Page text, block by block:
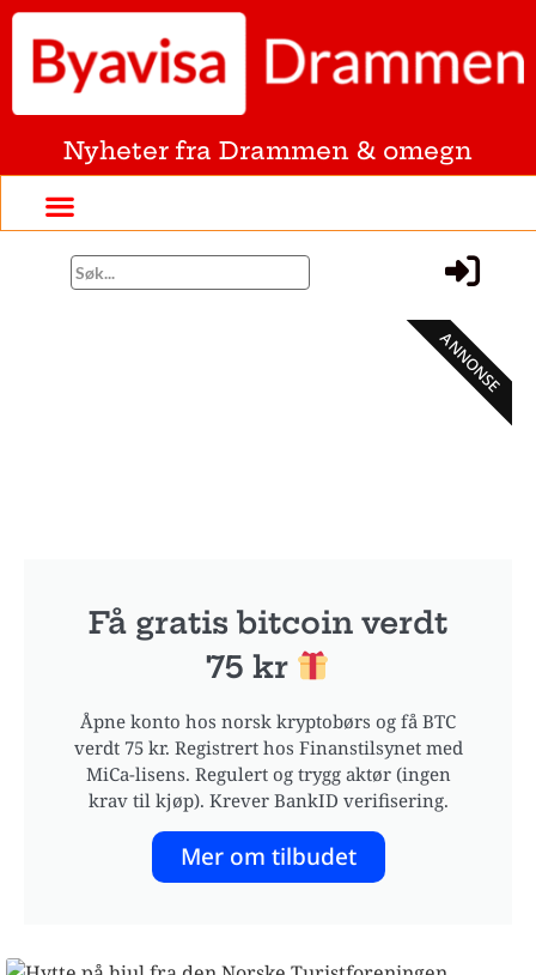
Nyheter fra Drammen & omegn
Få gratis bitcoin verdt
75 kr
Åpne konto hos norsk kryptobørs og få BTC
verdt 75 kr. Registrert hos Finanstilsynet med
MiCa-lisens. Regulert og trygg aktør (ingen
krav til kjøp). Krever BankID verifisering.
Mer om tilbudet
ANNONSE